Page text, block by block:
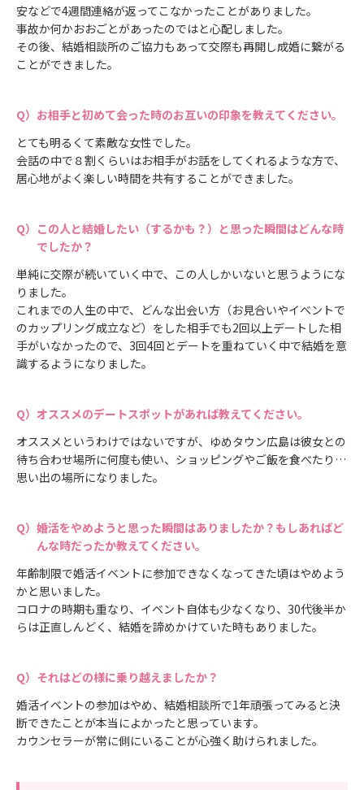
安などで4週間連絡が返ってこなかったことがありました。
事故か何かおおごとがあったのではと心配しました。
その後、結婚相談所のご協力もあって交際も再開し成婚に繋がる
ことができました。
お相手と初めて会った時のお互いの印象を教えてください。
とても明るくて素敵な女性でした。
会話の中で８割くらいはお相手がお話をしてくれるような方で、
居心地がよく楽しい時間を共有することができました。
この人と結婚したい（するかも？）と思った瞬間はどんな時
でしたか？
単純に交際が続いていく中で、この人しかいないと思うようにな
りました。
これまでの人生の中で、どんな出会い方（お見合いやイベントで
のカップリング成立など）をした相手でも2回以上デートした相
手がいなかったので、3回4回とデートを重ねていく中で結婚を意
識するようになりました。
オススメのデートスポットがあれば教えてください。
オススメというわけではないですが、ゆめタウン広島は彼女との
待ち合わせ場所に何度も使い、ショッピングやご飯を食べたり…
思い出の場所になりました。
婚活をやめようと思った瞬間はありましたか？もしあればど
んな時だったか教えてください。
年齢制限で婚活イベントに参加できなくなってきた頃はやめよう
かと思いました。
コロナの時期も重なり、イベント自体も少なくなり、30代後半か
らは正直しんどく、結婚を諦めかけていた時もありました。
それはどの様に乗り越えましたか？
婚活イベントの参加はやめ、結婚相談所で1年頑張ってみると決
断できたことが本当によかったと思っています。
カウンセラーが常に側にいることが心強く助けられました。